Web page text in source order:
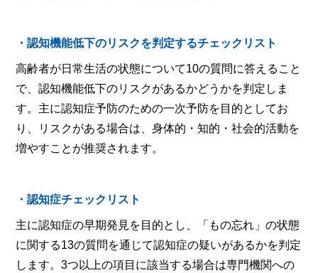
・認知機能低下のリスクを判定するチェックリスト
高齢者が日常生活の状態について10の質問に答えること
で、認知機能低下のリスクがあるかどうかを判定しま
す。主に認知症予防のための一次予防を目的としてお
り、リスクがある場合は、身体的・知的・社会的活動を
増やすことが推奨されます。
・認知症チェックリスト
主に認知症の早期発見を目的とし、「もの忘れ」の状態
に関する13の質問を通じて認知症の疑いがあるかを判定
します。3つ以上の項目に該当する場合は専門機関への